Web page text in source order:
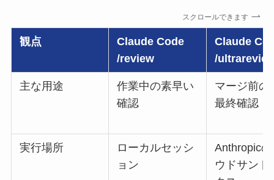
スクロールできます
観点
Claude Code
/review
Claude
/
主な用途
作業中の素早い
確認
マージ前の
最終確認
実行場所
ローカルセッシ
ョン
Anthropic
ウドサンド